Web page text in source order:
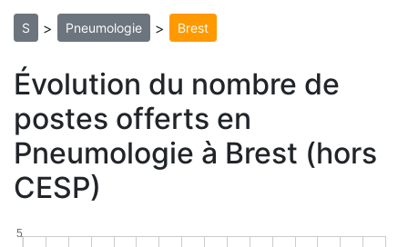
S > Pneumologie > Brest
Évolution du nombre de
postes offerts en
Pneumologie à Brest (hors
CESP)
5